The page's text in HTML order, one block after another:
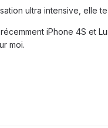
ultra intensive, elle
iPhone 4S et
moi.